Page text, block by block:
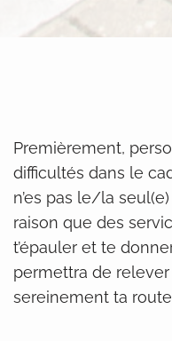
Premièrement,
difficultés dans le
n’es pas le/la
raison que des
t’épauler et te
permettra de
sereinement ta